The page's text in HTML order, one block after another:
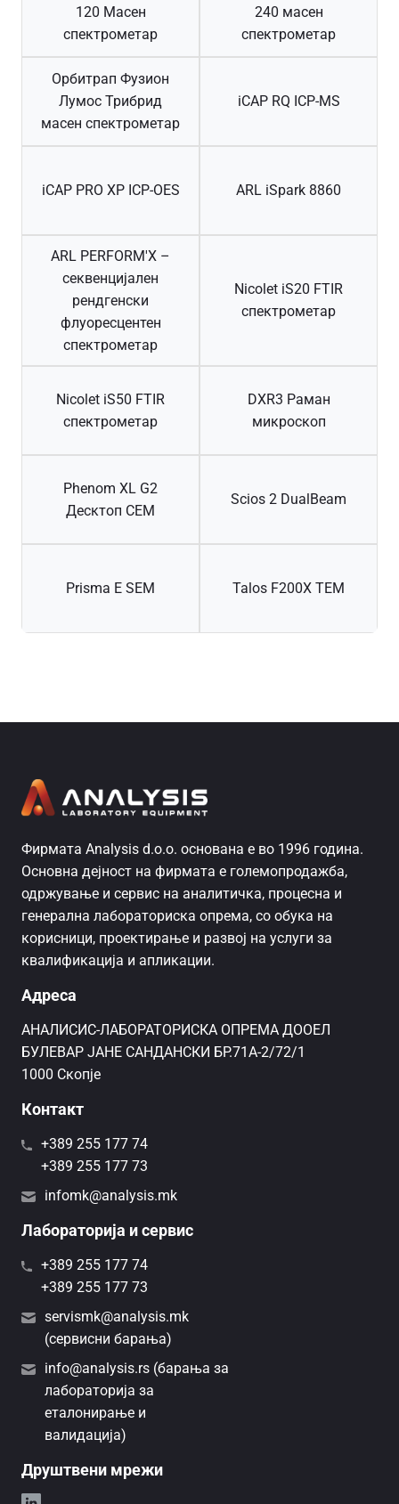
120 Масен
спектрометар
240 масен
спектрометар
Орбитрап Фузион
Лумос Трибрид
масен спектрометар
iCAP RQ ICP-MS
iCAP PRO XP ICP-OES ARL iSpark 8860
ARL PERFORM'X –
секвенцијален
рендгенски
флуоресцентен
спектрометар
Nicolet iS20 FTIR
спектрометар
Nicolet iS50 FTIR
спектрометар
DXR3 Раман
микроскоп
Phenom XL G2
Десктоп СЕМ
Scios 2 DualBeam
Prisma E SEM Talos F200X TEM
Фирмата Analysis d.o.o. основана е во 1996 година.
Основна дејност на фирмата е големопродажба,
одржување и сервис на аналитичка, процесна и
генерална лабораториска опрема, со обука на
корисници, проектирање и развој на услуги за
квалификација и апликации.
Адреса
AНАЛИСИС-ЛАБОРАТОРИСКА ОПРЕМА ДООЕЛ
БУЛЕВАР ЈАНЕ САНДАНСКИ БР.71А-2/72/1
1000 Скопје
Контакт
+389 255 177 74
+389 255 177 73
infomk@analysis.mk
Лабораторија и сервис
+389 255 177 74
+389 255 177 73
servismk@analysis.mk
(сервисни барања)
info@analysis.rs (барања за
лабораторија за
еталонирање и
валидација)
Друштвени мрежи